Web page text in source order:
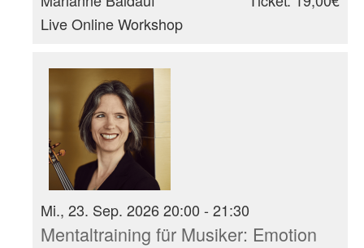
Live Online Workshop
Mi., 23. Sep. 2026 20:00 - 21:30
Mentaltraining für Musiker: Emotion